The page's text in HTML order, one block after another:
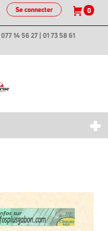
Se connecter 0
| 077 14 56 27 | 01 73 58 61